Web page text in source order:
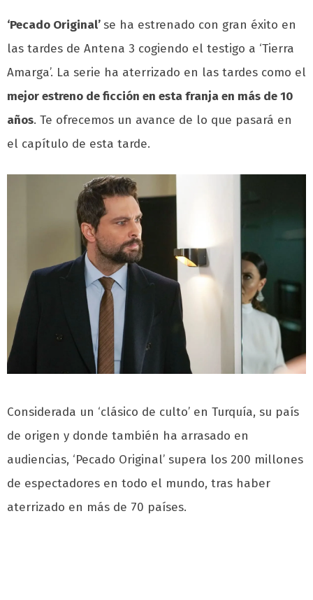
‘Pecado Original’se ha estrenado con gran éxito en
las tardes de Antena 3 cogiendo el testigo a ‘Tierra
Amarga’. La serie ha aterrizado en las tardes como el
mejor estreno de ficción en esta franja en más de 10
años. Te ofrecemos un avance de lo que pasará en
el capítulo de esta tarde.
Considerada un ‘clásico de culto’ en Turquía, su país
de origen y donde también ha arrasado en
audiencias, ‘Pecado Original’ supera los 200 millones
de espectadores en todo el mundo, tras haber
aterrizado en más de 70 países.